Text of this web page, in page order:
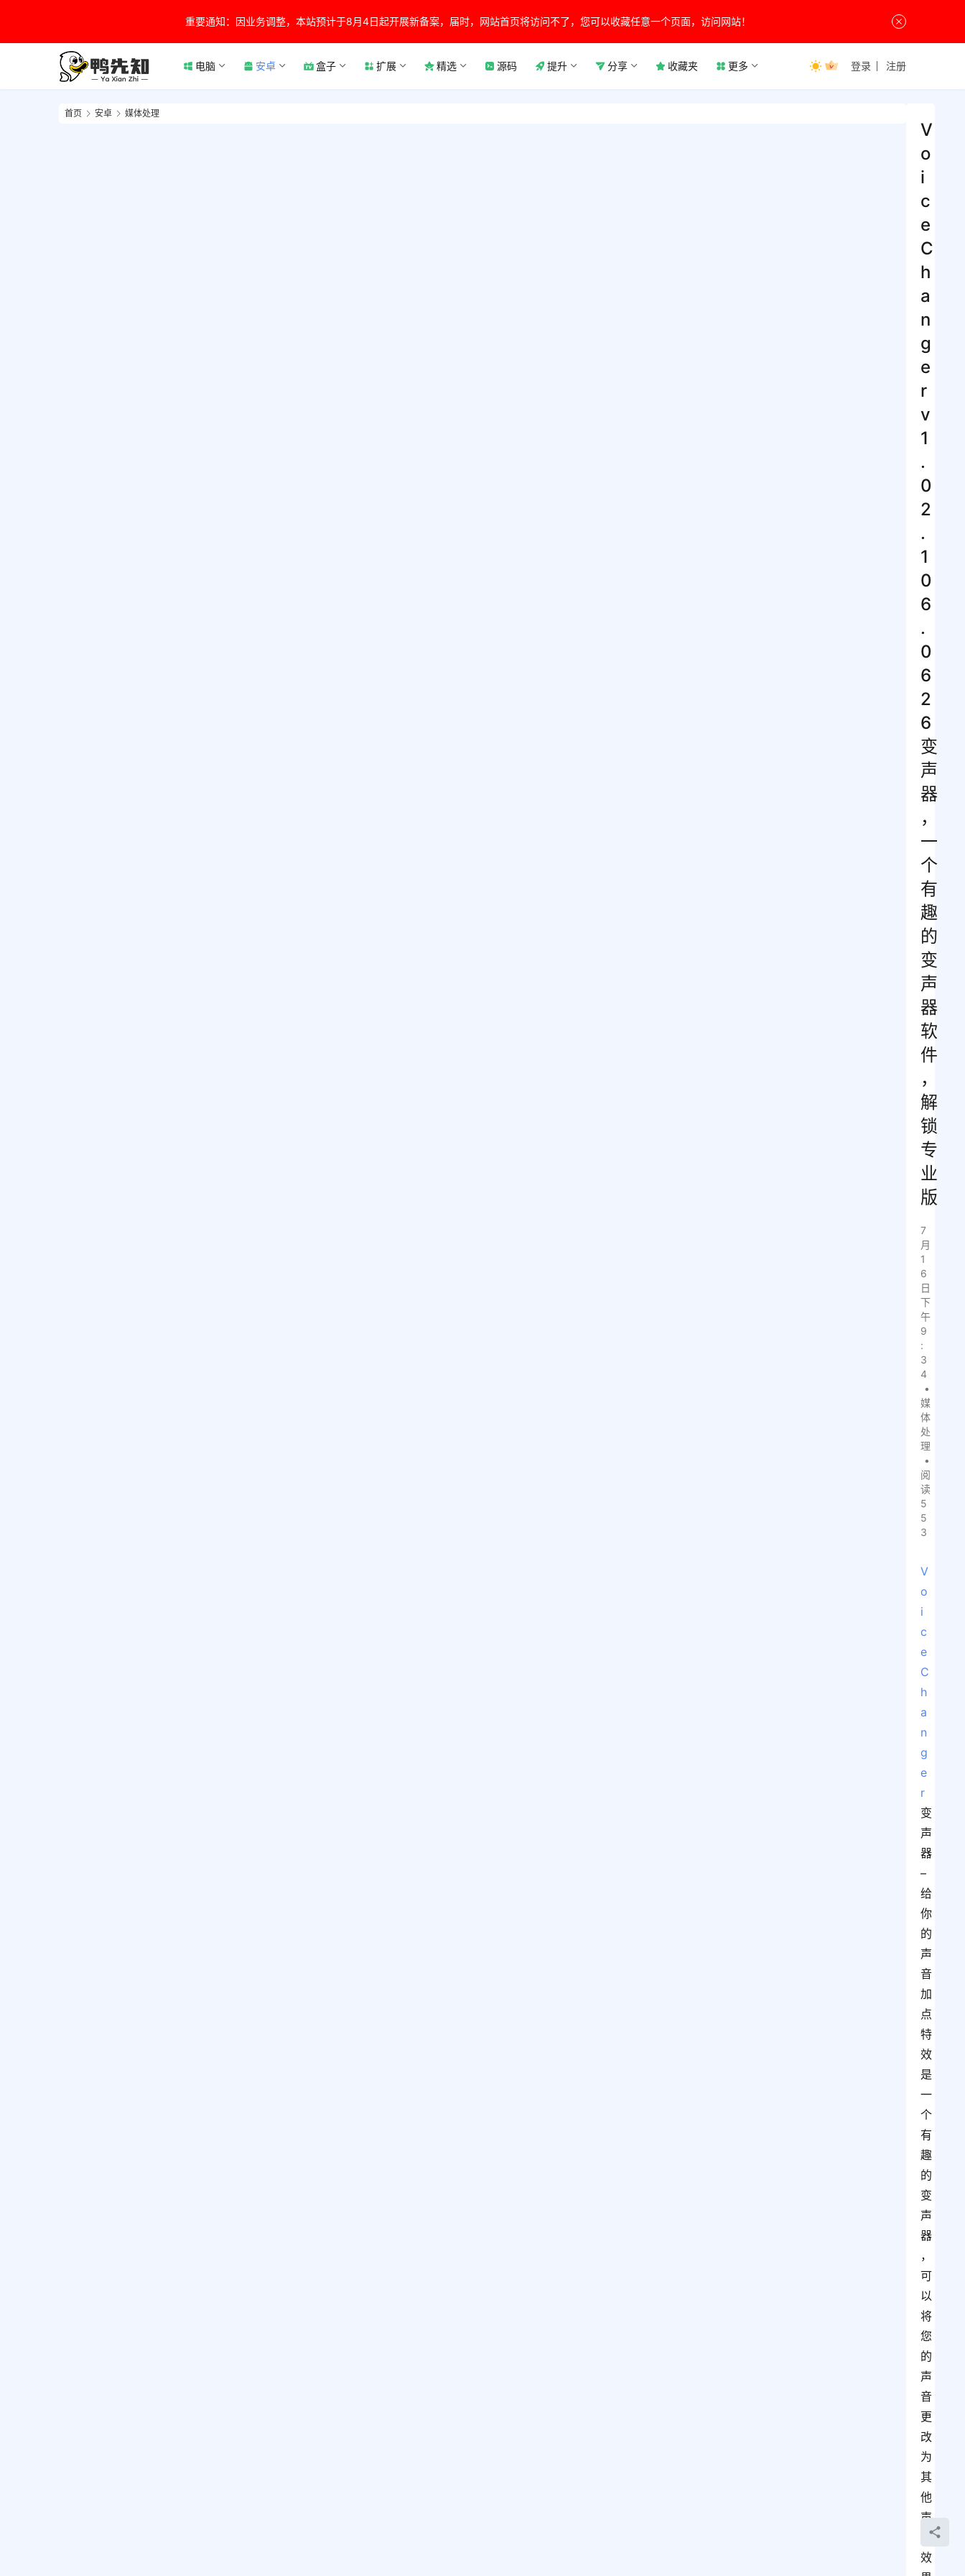
重要通知：因业务调整，本站预计于8月4日起开展新备案，届时，网站首页将访问不了，您可以收藏任意一个页面，访问网站！
电脑 安卓 盒子 扩展 精选 源码 提升 分享 收藏夹 更多 登录 注册
首页 安卓 媒体处理
V
o
i
c
e
C
h
a
n
g
e
r
v
1
.
0
2
.
1
0
6
.
0
6
2
6
变
声
器
，
一
个
有
趣
的
变
声
器
软
件
，
解
锁
专
业
版
7
月
1
6
日
下
午
9
:
3
4
•
媒
体
处
理
•
阅
读
5
5
3
V
o
i
c
e
C
h
a
n
g
e
r
变
声
器
–
给
你
的
声
音
加
点
特
效
是
一
个
有
趣
的
变
声
器
，
可
以
将
您
的
声
音
更
改
为
其
他
声
音
效